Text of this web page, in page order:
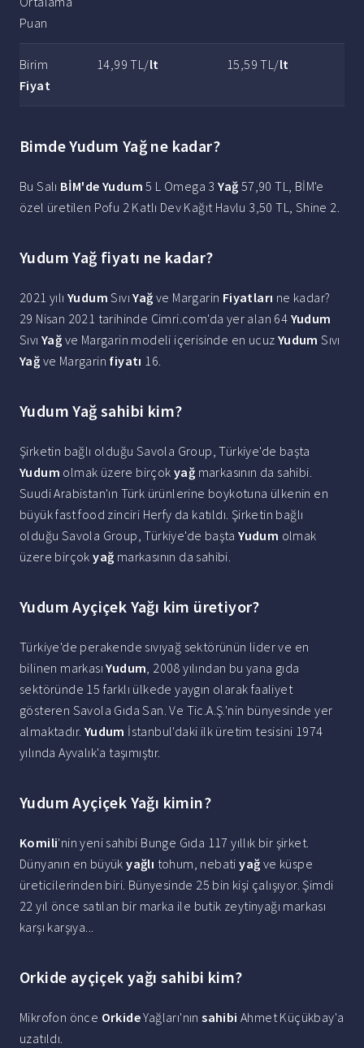
Puan
Birim
Fiyat
14,99 TL/lt 15,59 TL/lt
Bimde Yudum Yağ ne kadar?
Bu Salı BİM'de Yudum 5 L Omega 3Yağ 57,90 TL, BİM'e
özel üretilen Pofu 2 Katlı Dev Kağıt Havlu 3,50 TL, Shine 2.
Yudum Yağ fiyatı ne kadar?
2021 yılı Yudum SıvıYağ ve Margarin Fiyatları ne kadar?
29 Nisan 2021 tarihinde Cimri.com'da yer alan 64 Yudum
Sıvı Yağ ve Margarin modeli içerisinde en ucuz Yudum Sıvı
Yağ ve Margarin fiyatı 16.
Yudum Yağ sahibi kim?
Şirketin bağlı olduğu Savola Group, Türkiye'de başta
Yudum olmak üzere birçok yağ markasının da sahibi.
Suudi Arabistan'ın Türk ürünlerine boykotuna ülkenin en
büyük fast food zinciri Herfy da katıldı. Şirketin bağlı
olduğu Savola Group, Türkiye'de baştaYudum olmak
üzere birçokyağ markasının da sahibi.
Yudum Ayçiçek Yağı kim üretiyor?
Türkiye'de perakende sıvıyağ sektörünün lider ve en
bilinen markasıYudum, 2008 yılından bu yana gıda
sektöründe 15 farklı ülkede yaygın olarak faaliyet
gösteren Savola Gıda San. Ve Tic.A.Ş.'nin bünyesinde yer
almaktadır. Yudum İstanbul'daki ilk üretim tesisini 1974
yılında Ayvalık'a taşımıştır.
Yudum Ayçiçek Yağı kimin?
Komili'nin yeni sahibi Bunge Gıda 117 yıllık bir şirket.
Dünyanın en büyükyağlı tohum, nebatiyağ ve küspe
üreticilerinden biri. Bünyesinde 25 bin kişi çalışıyor. Şimdi
22 yıl önce satılan bir marka ile butik zeytinyağı markası
karşı karşıya...
Orkide ayçiçek yağı sahibi kim?
Mikrofon önce OrkideYağları'nınsahibi Ahmet Küçükbay'a
uzatıldı.